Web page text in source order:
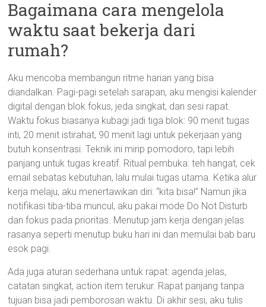
Bagaimana cara mengelola
waktu saat bekerja dari
rumah?
Aku mencoba membangun ritme harian yang bisa
diandalkan. Pagi-pagi setelah sarapan, aku mengisi kalender
digital dengan blok fokus, jeda singkat, dan sesi rapat.
Waktu fokus biasanya kubagi jadi tiga blok: 90 menit tugas
inti, 20 menit istirahat, 90 menit lagi untuk pekerjaan yang
butuh konsentrasi. Teknik ini mirip pomodoro, tapi lebih
panjang untuk tugas kreatif. Ritual pembuka: teh hangat, cek
email sebatas kebutuhan, lalu mulai tugas utama. Ketika alur
kerja melaju, aku menertawikan diri: “kita bisa!” Namun jika
notifikasi tiba-tiba muncul, aku pakai mode Do Not Disturb
dan fokus pada prioritas. Menutup jam kerja dengan jelas
rasanya seperti menutup buku hari ini dan memulai bab baru
esok pagi.
Ada juga aturan sederhana untuk rapat: agenda jelas,
catatan singkat, action item terukur. Rapat panjang tanpa
tujuan bisa jadi pemborosan waktu. Di akhir sesi, aku tulis